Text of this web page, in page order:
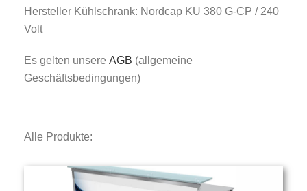
Hersteller Kühlschrank: Nordcap KU 380 G-CP / 240
Volt
Es gelten unsere AGB (allgemeine
Geschäftsbedingungen)
Alle Produkte: